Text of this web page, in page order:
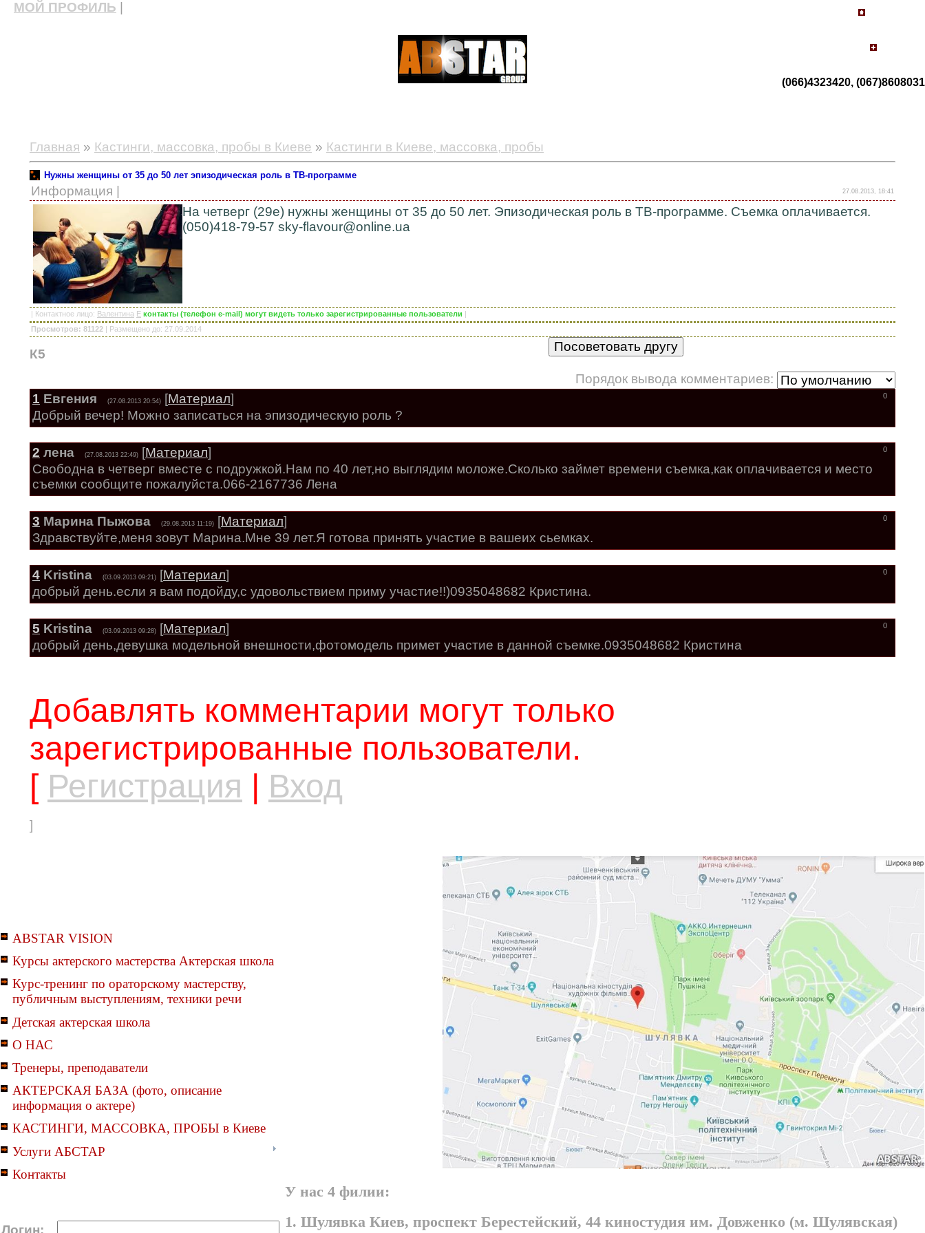
МОЙ ПРОФИЛЬ
(066)4323420, (067)8608031
Главная » Кастинги, массовка, пробы в Киеве » Кастинги в Киеве, массовка, пробы
Нужны женщины от 35 до 50 лет эпизодическая роль в ТВ-программе
Информация | 27.08.2013, 18:41
На четверг (29е) нужны женщины от 35 до 50 лет. Эпизодическая роль в ТВ-программе. Съемка оплачивается.
(050)418-79-57 sky-flavour@online.ua
| Контактное лицо: Валентина E контакты (телефон e-mail) могут видеть только зарегистрированные пользователи |
Просмотров: 81122 | Размещено до: 27.09.2014
К5
Порядок вывода комментариев:
0
1 Евгения (27.08.2013 20:54) [Материал]
Добрый вечер! Можно записаться на эпизодическую роль ?
0
2 лена (27.08.2013 22:49) [Материал]
Свободна в четверг вместе с подружкой.Нам по 40 лет,но выглядим моложе.Сколько займет времени съемка,как оплачивается и место
съемки сообщите пожалуйста.066-2167736 Лена
0
3 Марина Пыжова (29.08.2013 11:19) [Материал]
Здравствуйте,меня зовут Марина.Мне 39 лет.Я готова принять участие в вашеих сьемках.
0
4 Kristina (03.09.2013 09:21) [Материал]
добрый день.если я вам подойду,с удовольствием приму участие!!)0935048682 Кристина.
0
5 Kristina (03.09.2013 09:28) [Материал]
добрый день,девушка модельной внешности,фотомодель примет участие в данной съемке.0935048682 Кристина
Добавлять комментарии могут только
зарегистрированные пользователи.
[ Регистрация Вход
]
ABSTAR VISION
Курсы актерского мастерства Актерская школа
Курс-тренинг по ораторскому мастерству,
публичным выступлениям, техники речи
Детская актерская школа
О НАС
Тренеры, преподаватели
АКТЕРСКАЯ БАЗА (фото, описание
информация о актере)
КАСТИНГИ, МАССОВКА, ПРОБЫ в Киеве
Услуги АБСТАР
Контакты
Логин:
У нас 4 филии:
1. Шулявка Киев, проспект Берестейский, 44 киностудия им. Довженко (м. Шулявская)